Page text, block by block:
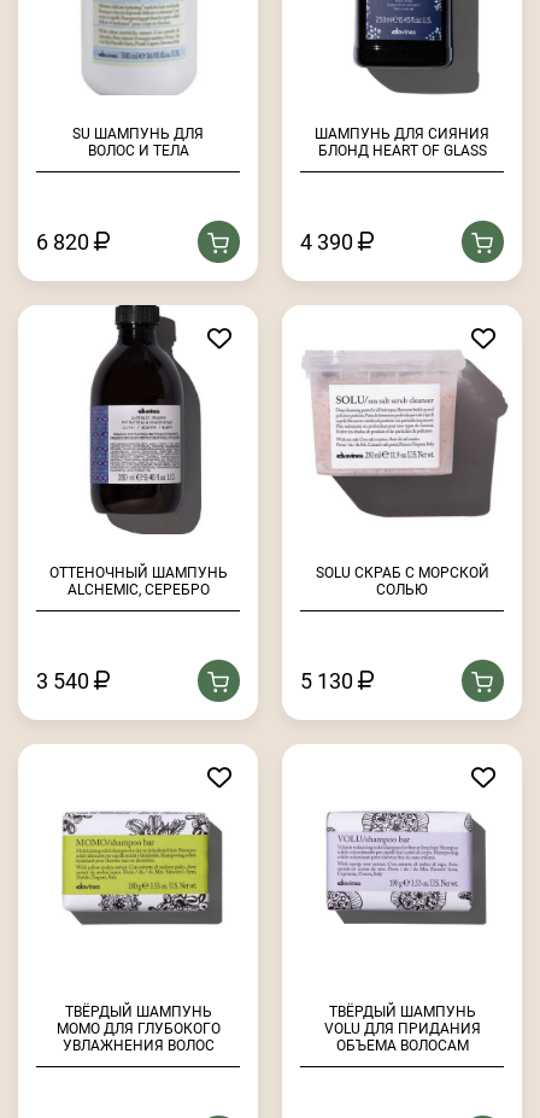
SU ШАМПУНЬ ДЛЯ
ВОЛОС И ТЕЛА
6 820
ШАМПУНЬ ДЛЯ СИЯНИЯ
БЛОНД HEART OF GLASS
4 390
ОТТЕНОЧНЫЙ ШАМПУНЬ
ALCHEMIC, СЕРЕБРО
3 540
SOLU СКРАБ С МОРСКОЙ
СОЛЬЮ
5 130
ТВЁРДЫЙ ШАМПУНЬ
MOMO ДЛЯ ГЛУБОКОГО
УВЛАЖНЕНИЯ ВОЛОС
ТВЁРДЫЙ ШАМПУНЬ
VOLU ДЛЯ ПРИДАНИЯ
ОБЪЕМА ВОЛОСАМ